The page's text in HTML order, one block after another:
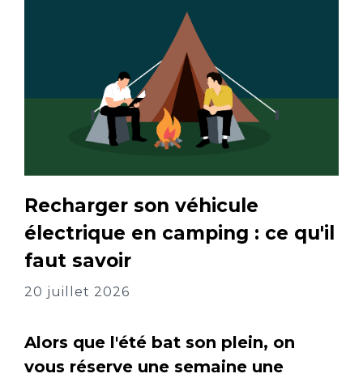
Recharger son véhicule
électrique en camping : ce qu'il
faut savoir
20 juillet 2026
Alors que l'été bat son plein, on
vous réserve une semaine une